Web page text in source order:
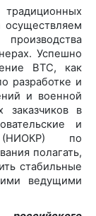
осуществляем
Успешно
ВТС, как
разработке и
и военной
заказчиков в
и
(НИОКР) по
полагать,
стабильные
ведущими